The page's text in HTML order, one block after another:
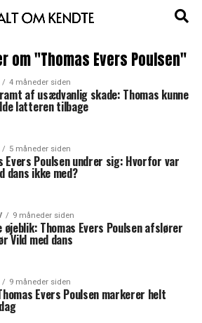
om "Thomas Evers Poulsen"
4 måneder siden
af usædvanlig skade: Thomas kunne
latteren tilbage
5 måneder siden
Evers Poulsen undrer sig: Hvorfor var
dans ikke med?
9 måneder siden
øjeblik: Thomas Evers Poulsen afslører
Vild med dans
9 måneder siden
Evers Poulsen markerer helt